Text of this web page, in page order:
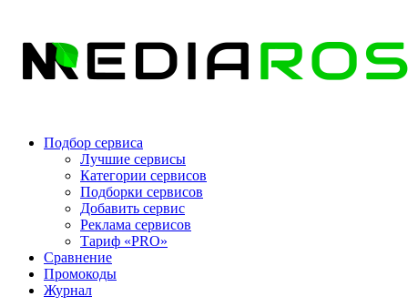
Подбор сервиса
Лучшие сервисы
Категории сервисов
Подборки сервисов
Добавить сервис
Реклама сервисов
Тариф «PRO»
Сравнение
Промокоды
Журнал